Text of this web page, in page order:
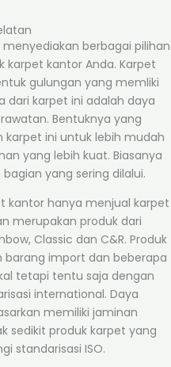
berbagai pilihan
kantor Anda. Karpet
gulungan yang memliki
dari karpet ini adalah daya
Bentuknya yang
ini untuk lebih mudah
yang lebih kuat. Biasanya
yang sering dilalui.
kantor hanya menjual karpet
merupakan produk dari
Classic dan C&R. Produk
barang import dan beberapa
tetapi tentu saja dengan
international. Daya
memiliki jaminan
sedikit produk karpet yang
standarisasi ISO.